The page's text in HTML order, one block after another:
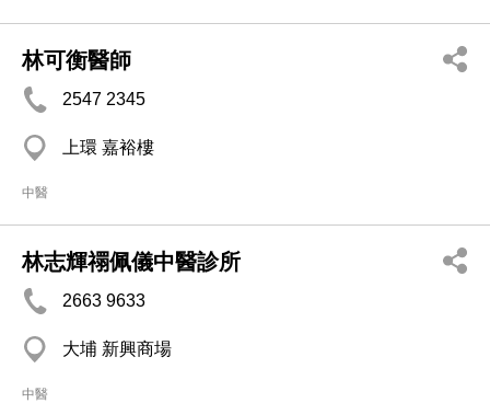
林可衡醫師
2547 2345
上環 嘉裕樓
中醫
林志輝禤佩儀中醫診所
2663 9633
大埔 新興商場
中醫